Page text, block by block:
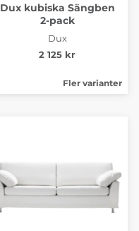
Dux kubiska Sängben
2-pack
Dux
2 125 kr
Fler varianter